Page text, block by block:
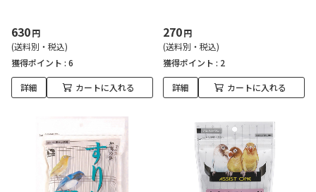
630円
(送料別・税込)
獲得ポイント : 6
詳細 カートに入れる
270円
(送料別・税込)
獲得ポイント : 2
詳細 カートに入れる